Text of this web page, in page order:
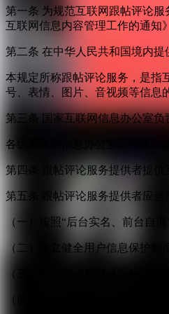
第一条 为规范互联网跟帖评论
互联网信息内容管理工作的通知
第二条 在中华人民共和国境内提
本规定所称跟帖评论服务，是指
号、表情、图片、音视频等信息
第三条 国家互联网信息办公室
各级互联网信息办公室应当建立
第四条 跟帖评论服务提供者提
第五条 跟帖评论服务提供者应当
（一）按照“后台实名、前台自
（二）建立健全用户信息保护
（三）对新闻信息提供跟帖评论
（四）提供“弹幕”方式跟帖评